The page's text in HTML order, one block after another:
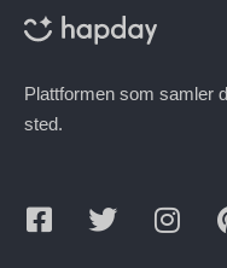
Plattformen som samler
sted.